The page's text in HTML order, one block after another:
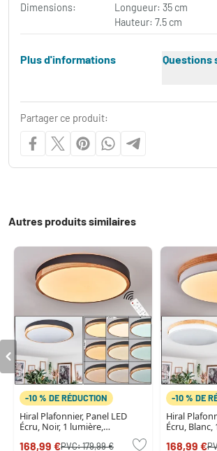
Dimensions:
Longueur: 35 cm
Hauteur: 7.5 cm
Plus d'informations
Questions
Partager ce produit:
Autres produits similaires
-10 % DE RÉDUCTION
Hiral Plafonnier, Panel LED
Écru, Noir, 1 lumière,
168,99 €PVC:179,99 €
-10 % DE
Hiral
Écru, Blanc,
168,99 €